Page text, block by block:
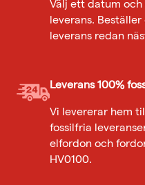
Välj ett datum
leverans.
leverans redan
Leverans 100%
Vi levererar hem
fossilfria
elfordon och
HV0100.